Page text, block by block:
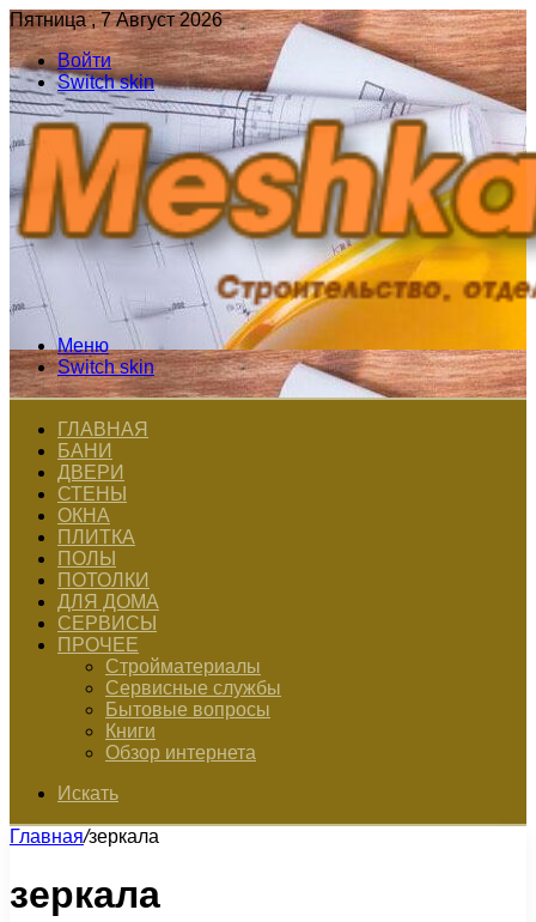
Пятница , 7 Август 2026
Войти
Switch skin
Меню
Switch skin
ГЛАВНАЯ
БАНИ
ДВЕРИ
СТЕНЫ
ОКНА
ПЛИТКА
ПОЛЫ
ПОТОЛКИ
ДЛЯ ДОМА
СЕРВИСЫ
ПРОЧЕЕ
Стройматериалы
Сервисные службы
Бытовые вопросы
Книги
Обзор интернета
Искать
Главная/зеркала
зеркала